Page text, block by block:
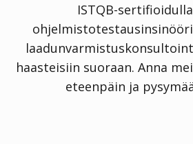
ISTQB-
haasteisiin suoraan. Anna
eteenpäin ja